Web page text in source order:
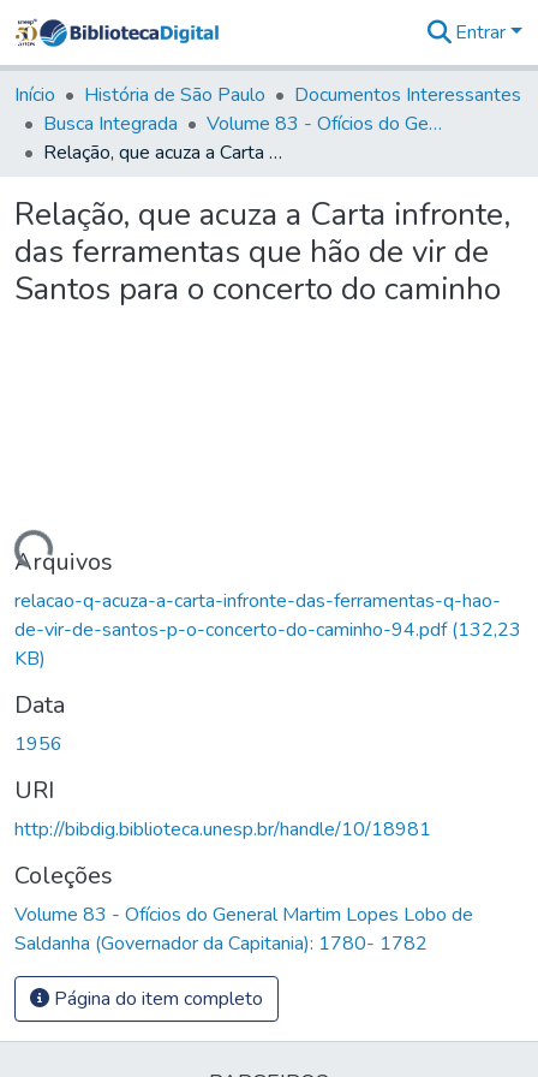
&
Coleções
Tudo na
Biblioteca
Estatísticas
Entrar
Início História de São Paulo
Documentos Interessantes
Busca Integrada
Volume 83 - Ofícios do General Martim Lopes Lobo de Saldanha (Governador da Capitania): 1780- 1782
Relação, que acuza a Carta infronte, das ferramentas que hão de vir de Santos para o concerto do caminho
Relação, que acuza a Carta infronte,
das ferramentas que hão de vir de
Santos para o concerto do caminho
Arquivos
relacao-q-acuza-a-carta-infronte-das-ferramentas-q-hao-
de-vir-de-santos-p-o-concerto-do-caminho-94.pdf(132,23
KB)
Data
1956
URI
http://bibdig.biblioteca.unesp.br/handle/10/18981
Coleções
Volume 83 - Ofícios do General Martim Lopes Lobo de
Saldanha (Governador da Capitania): 1780- 1782
Página do item completo